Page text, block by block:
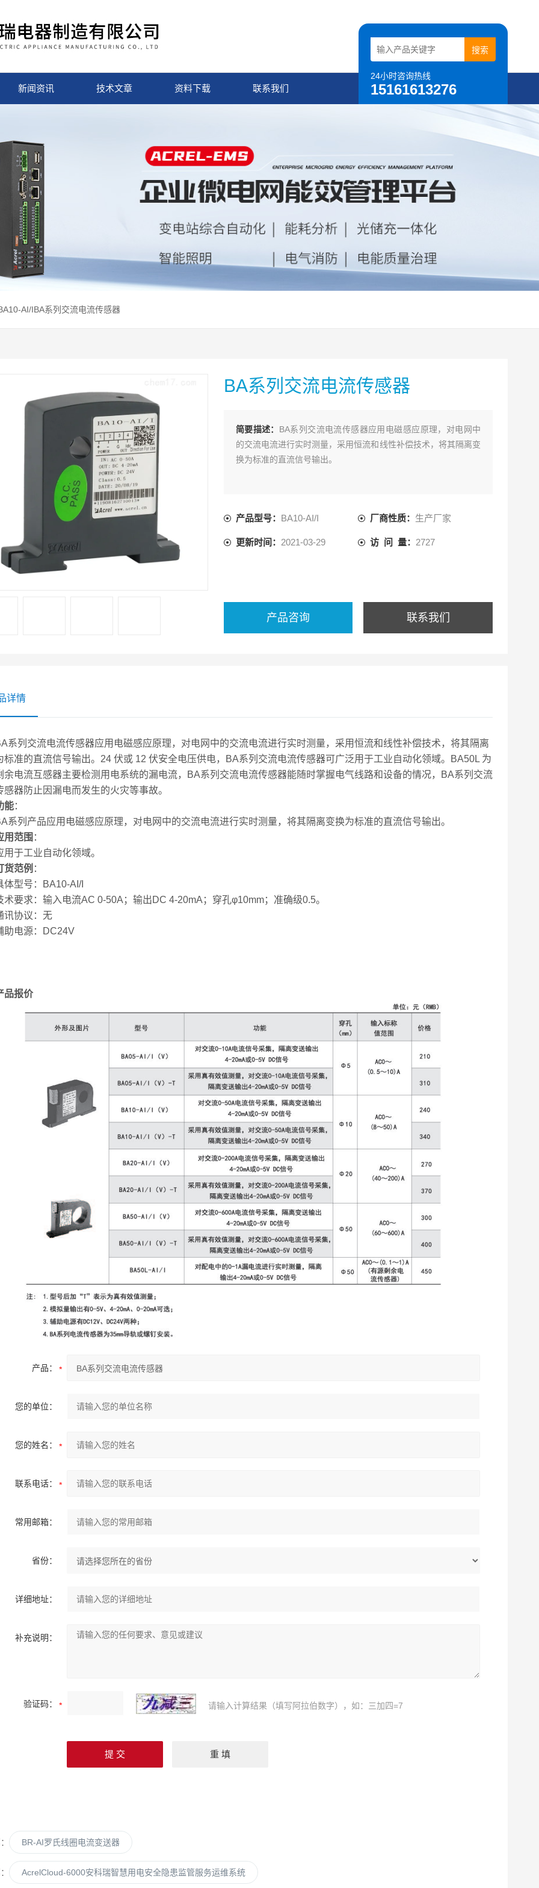
24小时咨询热线
15161613276
新闻资讯 技术文章 资料下载 联系我们
AI/IBA系列交流电流传感器
BA系列交流电流传感器
简要描述： BA系列交流电流传感器应用电磁感应原理，对电网中
的交流电流进行实时测量，采用恒流和线性补偿技术，将其隔离变
换为标准的直流信号输出。
产品型号： BA10-AI/I 厂商性质： 生产厂家
更新时间： 2021-03-29 访 问 量： 2727
产品咨询 联系我们
详情
列交流电流传感器应用电磁感应原理，对电网中的交流电流进行实时测量，采用恒流和线性补偿技术，将其隔离
标准的直流信号输出。24 伏或 12 伏安全电压供电，BA系列交流电流传感器可广泛用于工业自动化领域。BA50L 为
余电流互感器主要检测用电系统的漏电流，BA系列交流电流传感器能随时掌握电气线路和设备的情况，BA系列交流
感器防止因漏电而发生的火灾等事故。
能：
列产品应用电磁感应原理，对电网中的交流电流进行实时测量，将其隔离变换为标准的直流信号输出。
用范围 ：
工业自动化领域。
货范例 ：
型号：BA10-AI/I
求：输入电流AC 0-50A；输出DC 4-20mA；穿孔φ10mm；准确级0.5。
协议：无
电源：DC24V
品报价
产品：
您的单位：
您的姓名：
联系电话：
常用邮箱：
省份：
详细地址：
补充说明：
验证码： 请输入计算结果（填写阿拉伯数字），如：三加四=7
BR-AI罗氏线圈电流变送器
AcrelCloud-6000安科瑞智慧用电安全隐患监管服务运维系统